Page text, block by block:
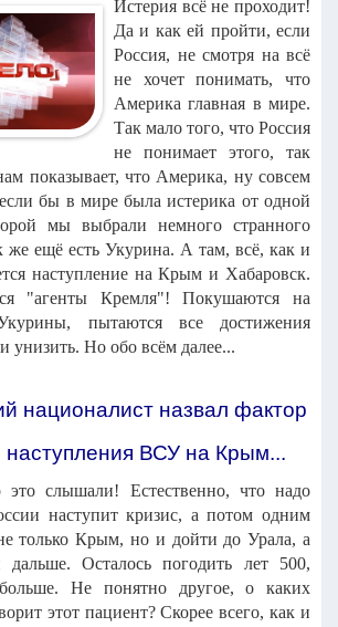
Истерия всё не проходит!
Да и как ей пройти, если
Россия, не смотря на всё
не хочет понимать, что
Америка главная в мире.
Так мало того, что Россия
не понимает этого, так
показывает, что Америка, ну совсем
бы в мире была истерика от одной
мы выбрали немного странного
же ещё есть Укурина. А там, всё, как и
наступление на Крым и Хабаровск.
"агенты Кремля"! Покушаются на
пытаются все достижения
унизить. Но обо всём далее...
националист назвал фактор
наступления ВСУ на Крым...
слышали! Естественно, что надо
наступит кризис, а потом одним
только Крым, но и дойти до Урала, а
Осталось погодить лет 500,
Не понятно другое, о каких
этот пациент? Скорее всего, как и